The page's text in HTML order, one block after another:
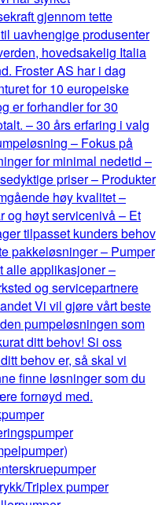
gjennom tette
uavhengige produsenter
hovedsakelig Italia
Froster AS har i dag
for 10 europeiske
er forhandler for 30
– 30 års erfaring i valg
– Fokus på
for minimal nedetid –
priser – Produkter
høy kvalitet –
og høyt servicenivå – Et
tilpasset kunders behov
pakkeløsninger – Pumper
alle applikasjoner –
og servicepartnere
Vi vil gjøre vårt beste
pumpeløsningen som
ditt behov! Si oss
behov er, så skal vi
finne løsninger som du
fornøyd med.
Triplex pumper